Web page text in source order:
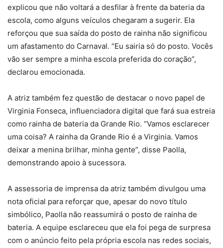
explicou que não voltará a desfilar à frente da bateria da
escola, como alguns veículos chegaram a sugerir. Ela
reforçou que sua saída do posto de rainha não significou
um afastamento do Carnaval. “Eu sairia só do posto. Vocês
vão ser sempre a minha escola preferida do coração”,
declarou emocionada.
A atriz também fez questão de destacar o novo papel de
Virginia Fonseca, influenciadora digital que fará sua estreia
como rainha de bateria da Grande Rio. “Vamos esclarecer
uma coisa? A rainha da Grande Rio é a Virginia. Vamos
deixar a menina brilhar, minha gente”, disse Paolla,
demonstrando apoio à sucessora.
A assessoria de imprensa da atriz também divulgou uma
nota oficial para reforçar que, apesar do novo título
simbólico, Paolla não reassumirá o posto de rainha de
bateria. A equipe esclareceu que ela foi pega de surpresa
com o anúncio feito pela própria escola nas redes sociais,